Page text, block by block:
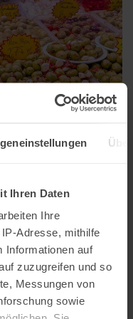
Ihren Daten
Ihre
Adresse, mithilfe
Informationen auf
zuzugreifen und so
Messungen von
sowie
von Málaga ( © DW